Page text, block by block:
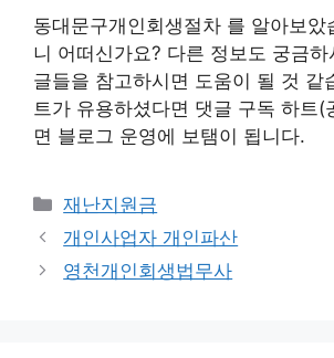
동대문구개인회생절차 를 알아보았
니 어떠신가요? 다른 정보도 궁금하
글들을 참고하시면 도움이 될 것 같
트가 유용하셨다면 댓글 구독 하트(
면 블로그 운영에 보탬이 됩니다.
Categories
재난지원금
개인사업자 개인파산
영천개인회생법무사